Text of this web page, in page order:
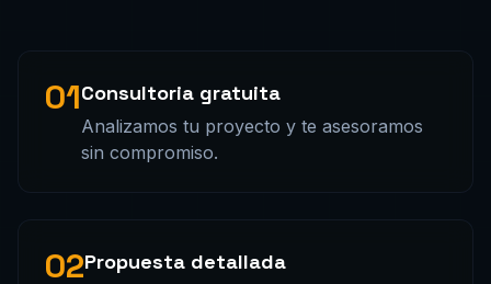
01Consultoria gratuita
Analizamos tu proyecto y te asesoramos
sin compromiso.
02Propuesta detallada